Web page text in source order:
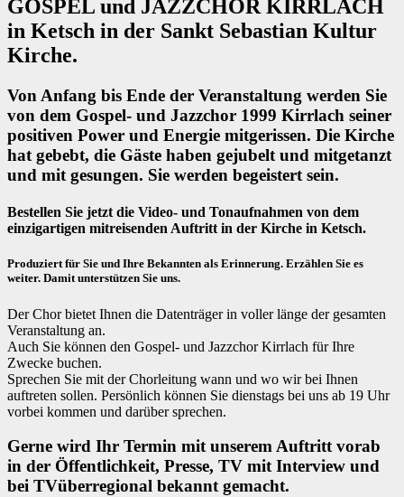
GOSPEL und JAZZCHOR KIRRLACH
in Ketsch in der Sankt Sebastian Kultur
Kirche.
Von Anfang bis Ende der Veranstaltung werden Sie
von dem Gospel- und Jazzchor 1999 Kirrlach seiner
positiven Power und Energie mitgerissen. Die Kirche
hat gebebt, die Gäste haben gejubelt und mitgetanzt
und mit gesungen. Sie werden begeistert sein.
Bestellen Sie jetzt die Video- und Tonaufnahmen von dem
einzigartigen mitreisenden Auftritt in der Kirche in Ketsch.
Produziert für Sie und Ihre Bekannten als Erinnerung. Erzählen Sie es
weiter. Damit unterstützen Sie uns.
Der Chor bietet Ihnen die Datenträger in voller länge der gesamten
Veranstaltung an.
Auch Sie können den Gospel- und Jazzchor Kirrlach für Ihre
Zwecke buchen.
Sprechen Sie mit der Chorleitung wann und wo wir bei Ihnen
auftreten sollen. Persönlich können Sie dienstags bei uns ab 19 Uhr
vorbei kommen und darüber sprechen.
Gerne wird Ihr Termin mit unserem Auftritt vorab
in der Öffentlichkeit, Presse, TV mit Interview und
bei TVüberregional bekannt gemacht.